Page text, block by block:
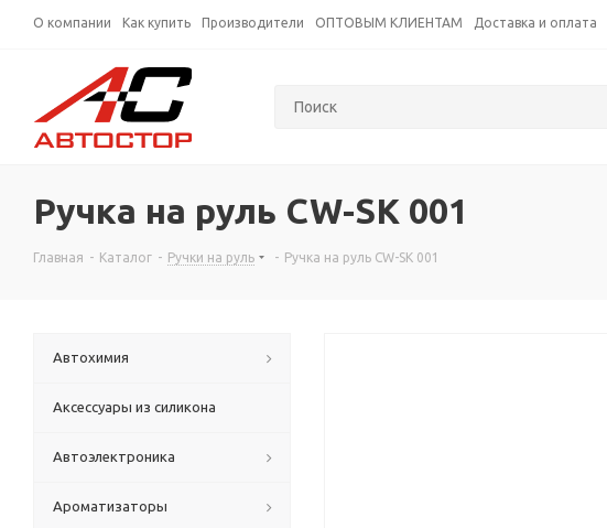
О компании Как купить Производители ОПТОВЫМ КЛИЕНТАМ Доставка и оплата
Ручка на руль CW-SK 001
Главная - Каталог - Ручки на руль - Ручка на руль CW-SK 001
Автохимия
Аксессуары из силикона
Автоэлектроника
Ароматизаторы